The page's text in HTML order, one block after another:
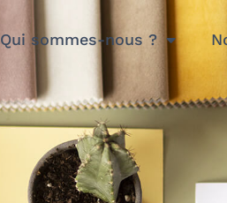
Qui sommes-nous ?